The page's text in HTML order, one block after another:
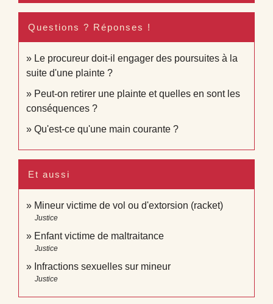
Questions ? Réponses !
Le procureur doit-il engager des poursuites à la
suite d'une plainte ?
Peut-on retirer une plainte et quelles en sont les
conséquences ?
Qu'est-ce qu'une main courante ?
Et aussi
Mineur victime de vol ou d'extorsion (racket)
Justice
Enfant victime de maltraitance
Justice
Infractions sexuelles sur mineur
Justice